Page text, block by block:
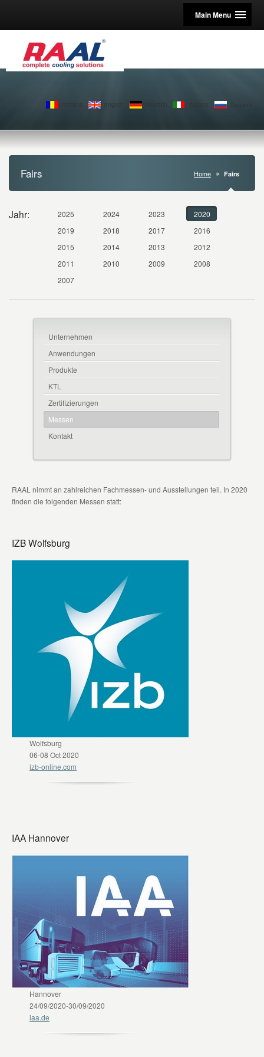
Main Menu
english italiano
Fairs Home Fairs
Jahr: 2025 2024 2023
2020
2019
2018 2017
2016
2015
2014 2013
2012
2011
2010 2009
2008
2007
Unternehmen
Anwendungen
Produkte
KTL
Zertifizierungen
Messen
Kontakt
RAAL nimmt an zahlreichen Fachmessen- und Ausstellungen teil. In 2020
finden die folgenden Messen statt:
IZB Wolfsburg
Wolfsburg
06-08 Oct 2020
izb-online.com
IAA Hannover
Hannover
24/09/2020-30/09/2020
iaa.de